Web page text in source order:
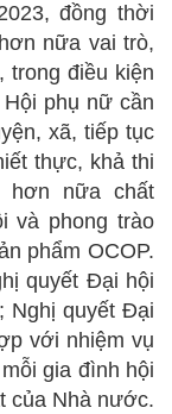
đồng thời
nữa vai trò,
trong điều kiện
phụ nữ cần
xã, tiếp tục
thực, khả thi
hơn nữa chất
và phong trào
phẩm OCOP.
quyết Đại hội
Nghị quyết Đại
với nhiệm vụ
gia đình hội
của Nhà nước.